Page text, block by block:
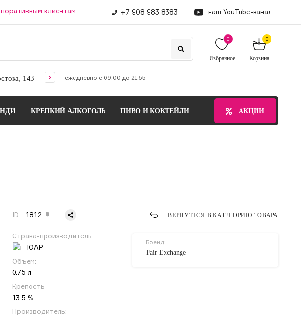
клиентам +7 908 983 8383 наш YouTube-канал
0
Избранное
0
Корзина
143 ежедневно с 09:00 до 21:55
КРЕПКИЙ АЛКОГОЛЬ ПИВО И КОКТЕЙЛИ БЕЗАЛКОГОЛЬНЫЕ
АКЦИИ
ID: 1812 ВЕРНУТЬСЯ В КАТЕГОРИЮ ТОВАРА
Страна-производитель:
ЮАР
Объём:
0.75 л
Крепость:
13.5 %
Производитель:
Бренд:
Fair Exchange